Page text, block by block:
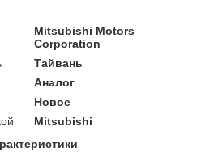
Mitsubishi Motors
Corporation
Тайвань
Аналог
Новое
Mitsubishi